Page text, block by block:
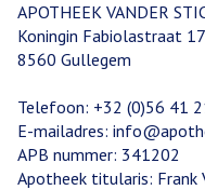
APOTHEEK VANDER
Koningin Fabiolastraat 17
8560 Gullegem
Telefoon: +32 (0)56 41
E-mailadres: info@
APB nummer: 341202
Apotheek titularis: Frank